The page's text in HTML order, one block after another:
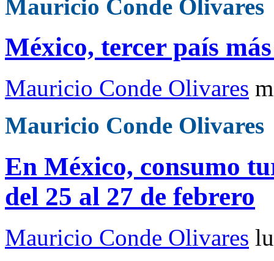
Mauricio Conde Olivares
México, tercer país
Mauricio Conde Olivares
Mauricio Conde Olivares
En México, consumo
del 25 al 27 de febrero
Mauricio Conde Olivares